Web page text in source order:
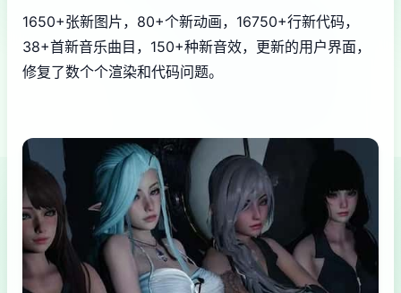
1650+张新图片，80+个新动画，16750+行新代码，
38+首新音乐曲目，150+种新音效，更新的用户界面，
修复了数个个渲染和代码问题。